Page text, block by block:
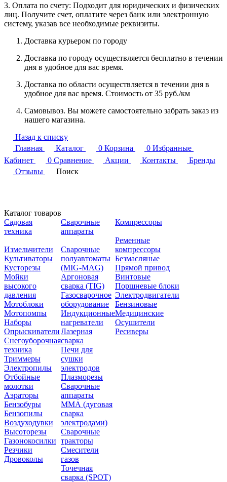
3. Оплата по счету: Подходит для юридических и физических
лиц. Получите счет, оплатите через банк или электронную
систему, указав все необходимые реквизиты.
Доставка курьером по городу
Доставка по городу осуществляется бесплатно в течении
дня в удобное для вас время.
Доставка по области осуществляется в течении дня в
удобное для вас время. Стоимость от 35 руб./км
Самовывоз. Вы можете самостоятельно забрать заказ из
нашего магазина.
Назад к списку
Главная
Каталог 0 Корзина 0 Избранные
Кабинет
0 Сравнение Акции Контакты
Бренды
Отзывы
Поиск
Каталог товаров
Садовая
техника
Измельчители
Культиваторы
Кусторезы
Мойки
высокого
давления
Мотоблоки
Мотопомпы
Наборы
Опрыскиватели
Снегоуборочная
техника
Триммеры
Электропилы
Отбойные
молотки
Аэраторы
Бензобуры
Бензопилы
Воздуходувки
Высоторезы
Газонокосилки
Резчики
Дровоколы
Сварочные
аппараты
Сварочные
полуавтоматы
(MIG-MAG)
Аргоновая
сварка (TIG)
Газосварочное
оборудование
Индукционные
нагреватели
Лазерная
сварка
Печи для
сушки
электродов
Плазморезы
Сварочные
аппараты
ММА (дуговая
сварка
электродами)
Сварочные
тракторы
Смесители
газов
Точечная
сварка (SPOT)
Компрессоры
Ременные
компрессоры
Безмасляные
Прямой привод
Винтовые
Поршневые блоки
Электродвигатели
Бензиновые
Медицинские
Осушители
Ресиверы